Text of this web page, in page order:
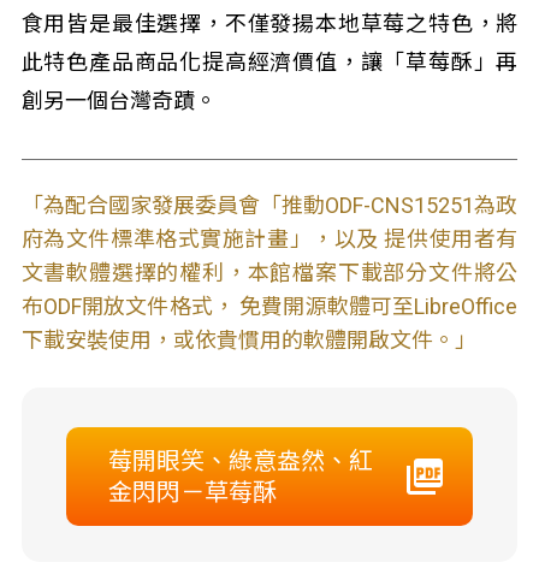
食用皆是最佳選擇，不僅發揚本地草莓之特色，將
此特色產品商品化提高經濟價值，讓「草莓酥」再
創另一個台灣奇蹟。
「為配合國家發展委員會「推動ODF-CNS15251為政
府為文件標準格式實施計畫」，以及 提供使用者有
文書軟體選擇的權利，本館檔案下載部分文件將公
布ODF開放文件格式， 免費開源軟體可至LibreOffice
下載安裝使用，或依貴慣用的軟體開啟文件。」
莓開眼笑、綠意盎然、紅
金閃閃－草莓酥